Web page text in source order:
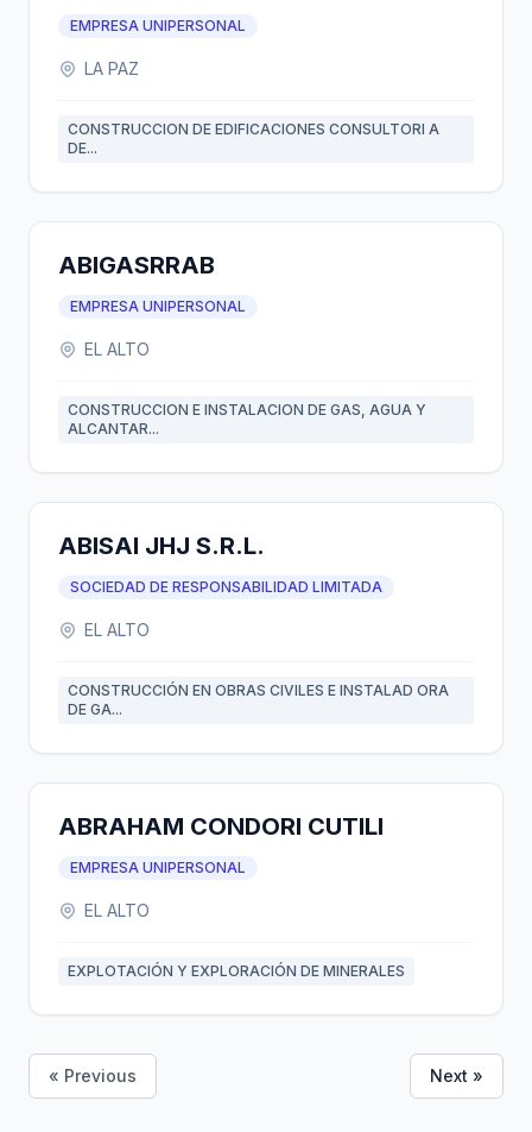
EMPRESA UNIPERSONAL
LA PAZ
CONSTRUCCION DE EDIFICACIONES CONSULTORI A
DE...
ABIGASRRAB
EMPRESA UNIPERSONAL
EL ALTO
CONSTRUCCION E INSTALACION DE GAS, AGUA Y
ALCANTAR...
ABISAI JHJ S.R.L.
SOCIEDAD DE RESPONSABILIDAD LIMITADA
EL ALTO
CONSTRUCCIÓN EN OBRAS CIVILES E INSTALAD ORA
DE GA...
ABRAHAM CONDORI CUTILI
EMPRESA UNIPERSONAL
EL ALTO
EXPLOTACIÓN Y EXPLORACIÓN DE MINERALES
« Previous Next »